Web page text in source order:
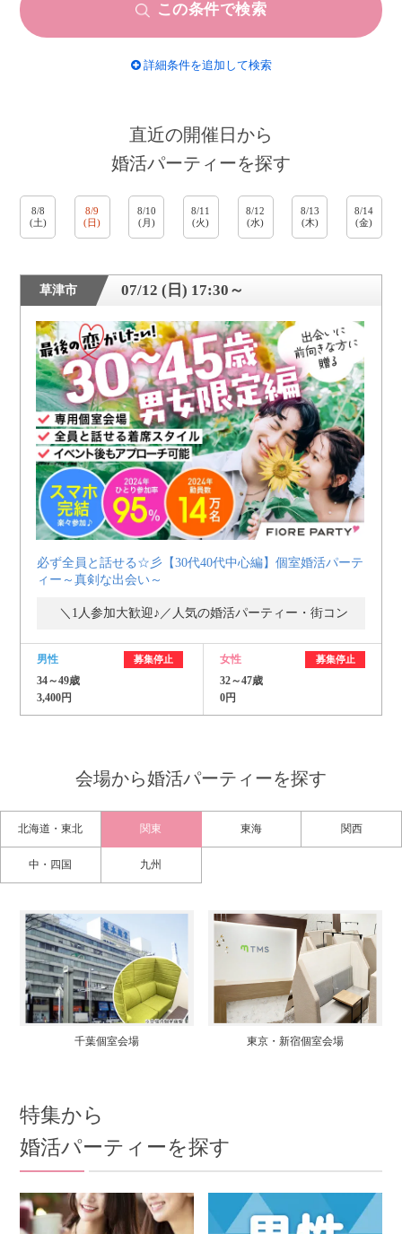
この条件で検索
詳細条件を追加して検索
直近の開催日から
婚活パーティーを探す
8/8
(土)
8/9
(日)
8/10
(月)
8/11
(火)
8/12
(水)
8/13
(木)
8/14
(金)
草津市 07/12 (日) 17:30～
必ず全員と話せる☆彡【30代40代中心編】個室婚活パーテ
ィー～真剣な出会い～
＼1人参加大歓迎♪／人気の婚活パーティー・街コン
男性 募集停止
34～49歳
3,400円
女性 募集停止
32～47歳
0円
会場から婚活パーティーを探す
北海道・東北 関東 東海 関西
中・四国 九州
千葉個室会場 東京・新宿個室会場
特集から
婚活パーティーを探す